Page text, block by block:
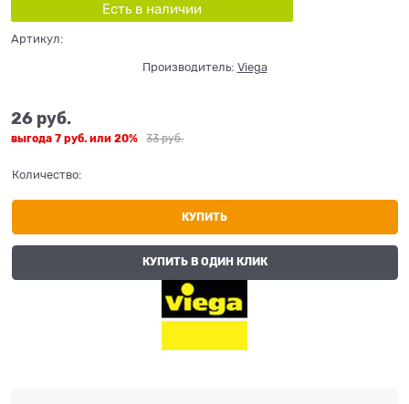
Есть в наличии
Артикул:
Производитель: Viega
33 руб.
26 руб.
выгода 7 руб. или 20%
Количество:
КУПИТЬ
КУПИТЬ В ОДИН КЛИК